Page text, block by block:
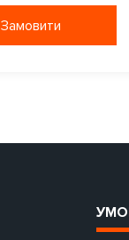
Замовити